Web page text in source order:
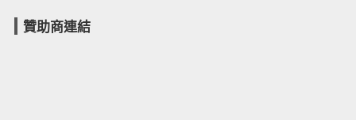
贊助商連結